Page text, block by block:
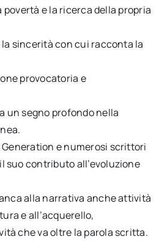
e la ricerca della propria
sincerità con cui racconta la
provocatoria e
un segno profondo nella
e numerosi scrittori
suo contributo all’evoluzione
alla narrativa anche attività
e all’acquerello,
che va oltre la parola scritta.